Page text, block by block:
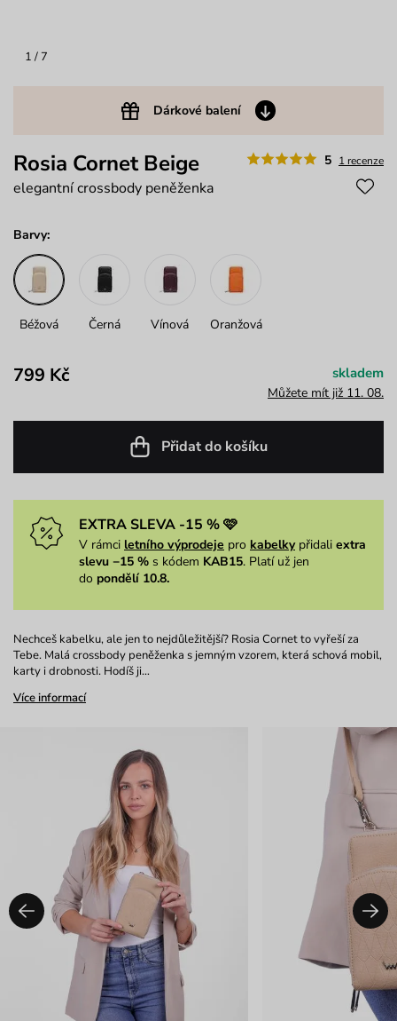
1 / 7
Dárkové balení
5 1 recenze
Rosia Cornet Beige
elegantní crossbody peněženka
Barvy:
Béžová Černá Vínová Oranžová
799 Kč skladem
Můžete mít již 11. 08.
Přidat do košíku
EXTRA SLEVA -15 % 🩷
V rámci letního výprodeje pro kabelkypřidali extra
slevu −15 % s kódem KAB15. Platí už jen
do pondělí 10.8.
Nechceš kabelku, ale jen to nejdůležitější? Rosia Cornet to vyřeší za
Tebe. Malá crossbody peněženka s jemným vzorem, která schová mobil,
karty i drobnosti. Hodíš ji…
Více informací